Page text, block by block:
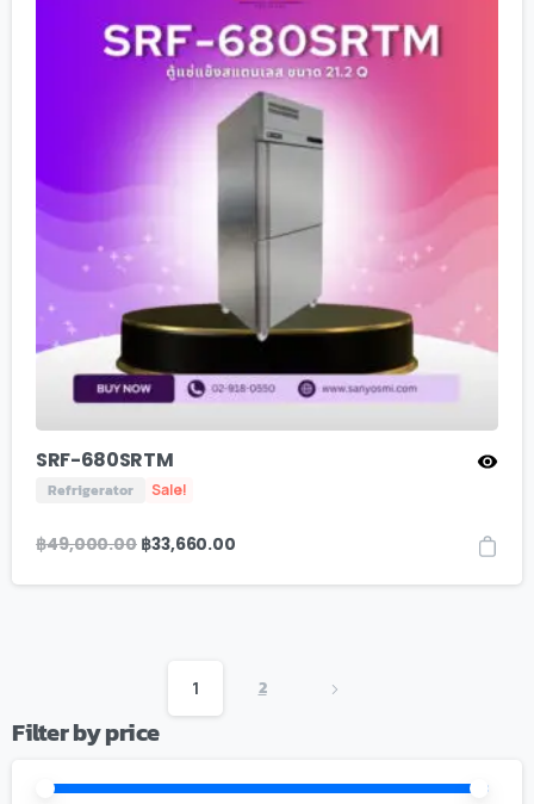
SRF-680SRTM
Refrigerator Sale!
฿49,000.00 ฿33,660.00
1 2
Filter by price